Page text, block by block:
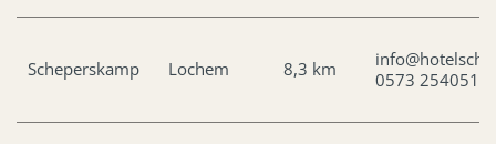
Scheperskamp Lochem 8,3 km
0573 254051